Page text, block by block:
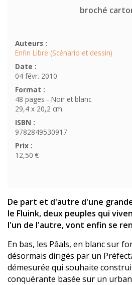
broché
Auteurs :
Enfin Libre (Scénario et dessin)
Date :
04 févr. 2010
Format :
48 pages - Noir et blanc
29,4 x 20,2 cm
ISBN :
9782849530917
Prix :
12,50 €
De part et d'autre d'une
le Fluink, deux peuples qui
l'un de l'autre, vont enfin se
En bas, les Pâals, en blanc sur
désormais dirigés par un
démesurée qui souhaite
conquérante basée sur un